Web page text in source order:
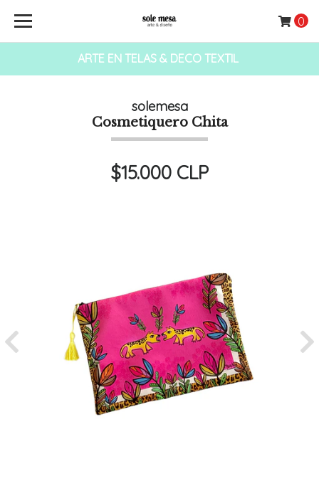
ARTE EN TELAS & DECO TEXTIL
0
solemesa
Cosmetiquero Chita
$15.000 CLP
Previous